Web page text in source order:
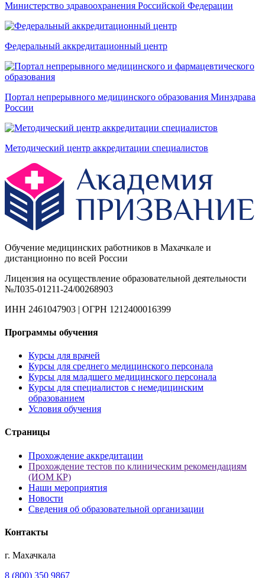
Министерство здравоохранения Российской Федерации
Федеральный аккредитационный центр
Портал непрерывного медицинского образования Минздрава
России
Методический центр аккредитации специалистов
Обучение медицинских работников в Махачкале и
дистанционно по всей России
Лицензия на осуществление образовательной деятельности
№Л035-01211-24/00268903
ИНН 2461047903 | ОГРН 1212400016399
Программы обучения
Курсы для врачей
Курсы для среднего медицинского персонала
Курсы для младшего медицинского персонала
Курсы для специалистов с немедицинским
образованием
Условия обучения
Страницы
Прохождение аккредитации
Прохождение тестов по клиническим рекомендациям
(ИОМ КР)
Наши мероприятия
Новости
Сведения об образовательной организации
Контакты
г. Махачкала
8 (800) 350 9867